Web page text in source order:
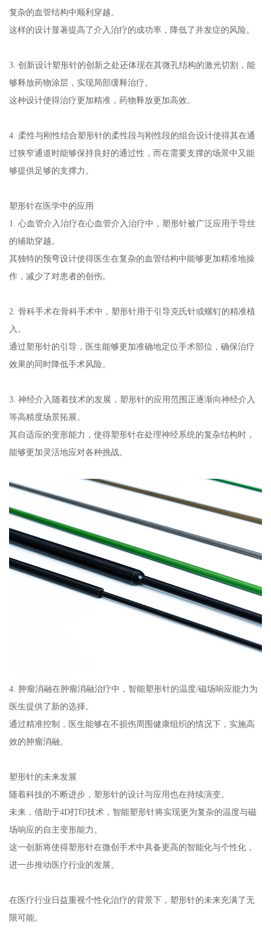
复杂的血管结构中顺利穿越。
这样的设计显著提高了介入治疗的成功率，降低了并发症的风险。
3. 创新设计塑形针的创新之处还体现在其微孔结构的激光切割，能
够释放药物涂层，实现局部缓释治疗。
这种设计使得治疗更加精准，药物释放更加高效。
4. 柔性与刚性结合塑形针的柔性段与刚性段的组合设计使得其在通
过狭窄通道时能够保持良好的通过性，而在需要支撑的场景中又能
够提供足够的支撑力。
塑形针在医学中的应用
1. 心血管介入治疗在心血管介入治疗中，塑形针被广泛应用于导丝
的辅助穿越。
其独特的预弯设计使得医生在复杂的血管结构中能够更加精准地操
作，减少了对患者的创伤。
2. 骨科手术在骨科手术中，塑形针用于引导克氏针或螺钉的精准植
入。
通过塑形针的引导，医生能够更加准确地定位手术部位，确保治疗
效果的同时降低手术风险。
3. 神经介入随着技术的发展，塑形针的应用范围正逐渐向神经介入
等高精度场景拓展。
其自适应的变形能力，使得塑形针在处理神经系统的复杂结构时，
能够更加灵活地应对各种挑战。
4. 肿瘤消融在肿瘤消融治疗中，智能塑形针的温度/磁场响应能力为
医生提供了新的选择。
通过精准控制，医生能够在不损伤周围健康组织的情况下，实施高
效的肿瘤消融。
塑形针的未来发展
随着科技的不断进步，塑形针的设计与应用也在持续演变。
未来，借助于4D打印技术，智能塑形针将实现更为复杂的温度与磁
场响应的自主变形能力。
这一创新将使得塑形针在微创手术中具备更高的智能化与个性化，
进一步推动医疗行业的发展。
在医疗行业日益重视个性化治疗的背景下，塑形针的未来充满了无
限可能。